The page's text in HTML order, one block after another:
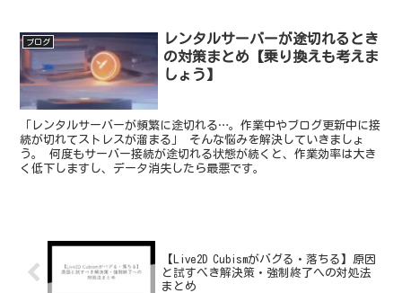
ブログ
レンタルサーバーが途切れるとき
の対策まとめ【乗り換えも考えま
しょう】
「レンタルサーバーが頻繁に途切れる…。作業中やブログ更新中に接
続が切れてストレスが溜まる」 そんな悩みを解決していきましょ
う。 何度もサーバー接続が途切れる状態が続くと、作業効率は大き
く低下しますし、データ消失したら最悪です。
【Live2D Cubismがバグる・落ちる】原因
と試すべき解決策・強制終了への対処法
まとめ